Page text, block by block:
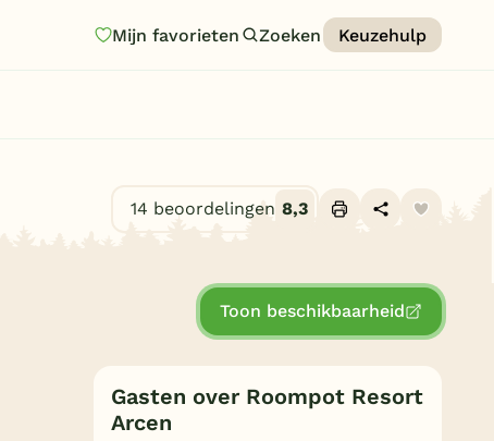
Mijn favorieten Zoeken Keuzehulp
Onze vakantiegidsen
14 beoordelingen 8,3
Toon beschikbaarheid
Gasten over Roompot Resort
Arcen